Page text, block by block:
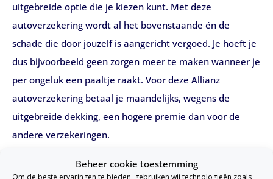
Beheer cookie toestemming
Om de beste ervaringen te bieden, gebruiken wij technologieën zoals
uitgebreide optie die je kiezen kunt. Met deze
autoverzekering wordt al het bovenstaande én de
schade die door jouzelf is aangericht vergoed. Je hoeft je
dus bijvoorbeeld geen zorgen meer te maken wanneer je
per ongeluk een paaltje raakt. Voor deze Allianz
autoverzekering betaal je maandelijks, wegens de
uitgebreide dekking, een hogere premie dan voor de
andere verzekeringen.